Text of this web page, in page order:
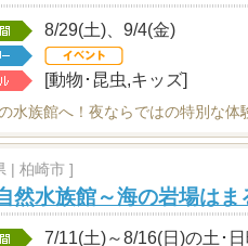
8/29(土)、9/4(金)
[動物･昆虫,キッズ]
水族館へ！夜ならではの特別な体
| 柏崎市 ]
然水族館～海の岩場はま
7/11(土)～8/16(日)の土･